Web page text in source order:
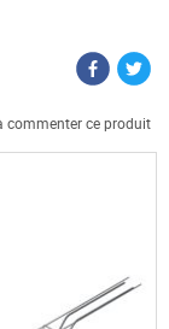
commenter ce produit